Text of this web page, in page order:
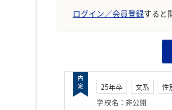
ログイン／会員登録すると
25年卒 文系
性
学校名 ： 非公開